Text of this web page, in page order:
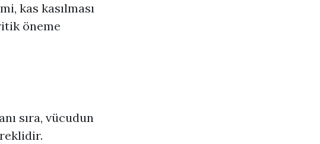
kas kasılması
öneme
sıra, vücudun